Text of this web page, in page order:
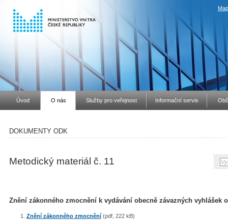
Úvod O nás Služby pro veřejnost Informační servis
DOKUMENTY ODK
Metodický materiál č. 11
Znění zákonného zmocnění k vydávání obecně závazných vyhlášek
Znění zákonného zmocnění (pdf, 222 kB)